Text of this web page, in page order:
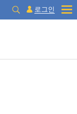
로그인